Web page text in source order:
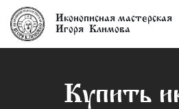
Иконописная мастерская
Игоря Климова
Купить